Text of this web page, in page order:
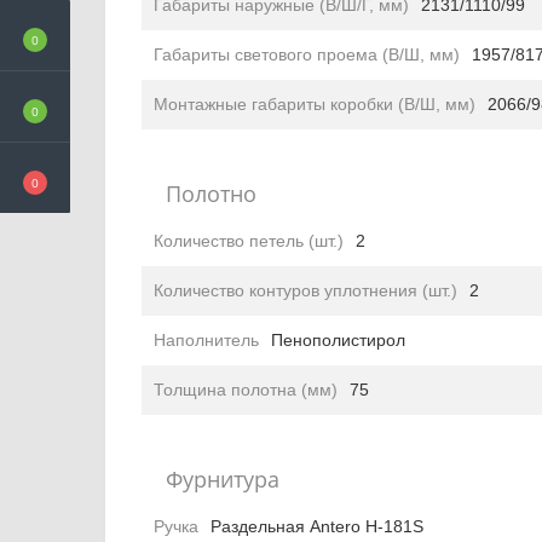
0
0
0
Габариты наружные (В/Ш/Г, мм) 2131/1110/99
Габариты светового проема (В/Ш, мм) 1957/
Монтажные габариты коробки (В/Ш, мм) 2066/
Полотно
Количество петель (шт.) 2
Количество контуров уплотнения (шт.) 2
Наполнитель Пенополистирол
Толщина полотна (мм) 75
Фурнитура
Ручка Раздельная Antero Н-181S